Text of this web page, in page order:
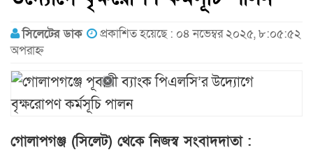
সিলেটের ডাক
প্রকাশিত হয়েছে : ০৪ নভেম্বর ২০২৫, ৮:০৫:৫২
অপরাহ্ন
গোলাপগঞ্জ (সিলেট) থেকে নিজস্ব সংবাদদাতা :